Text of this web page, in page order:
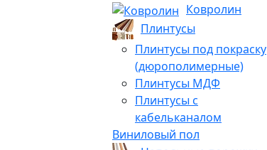
Ковролин
Плинтусы
Плинтусы под покраску
(дюрополимерные)
Плинтусы МДФ
Плинтусы с
кабельканалом
Виниловый пол